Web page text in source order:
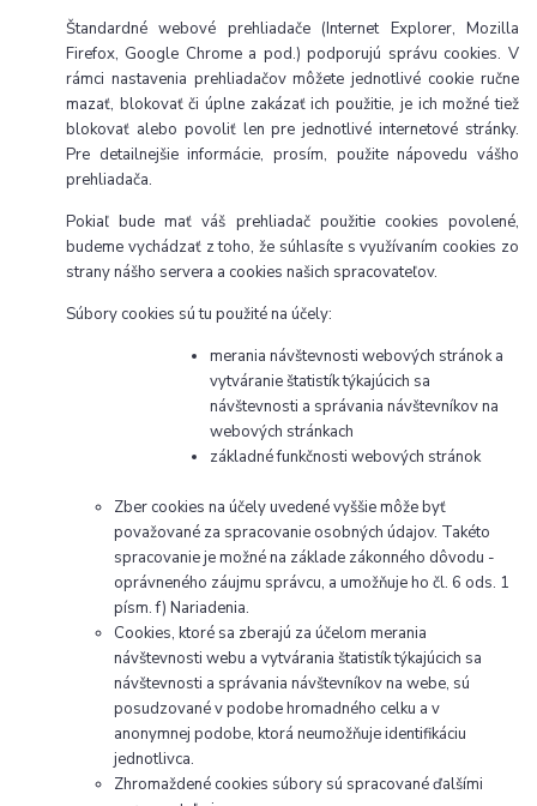
Štandardné webové prehliadače (Internet Explorer, Mozilla
Firefox, Google Chrome a pod.) podporujú správu cookies. V
rámci nastavenia prehliadačov môžete jednotlivé cookie ručne
mazať, blokovať či úplne zakázať ich použitie, je ich možné tiež
blokovať alebo povoliť len pre jednotlivé internetové stránky.
Pre detailnejšie informácie, prosím, použite nápovedu vášho
prehliadača.
Pokiaľ bude mať váš prehliadač použitie cookies povolené,
budeme vychádzať z toho, že súhlasíte s využívaním cookies zo
strany nášho servera a cookies našich spracovateľov.
Súbory cookies sú tu použité na účely:
merania návštevnosti webových stránok a
vytváranie štatistík týkajúcich sa
návštevnosti a správania návštevníkov na
webových stránkach
základné funkčnosti webových stránok
Zber cookies na účely uvedené vyššie môže byť
považované za spracovanie osobných údajov. Takéto
spracovanie je možné na základe zákonného dôvodu -
oprávneného záujmu správcu, a umožňuje ho čl. 6 ods. 1
písm. f) Nariadenia.
Cookies, ktoré sa zberajú za účelom merania
návštevnosti webu a vytvárania štatistík týkajúcich sa
návštevnosti a správania návštevníkov na webe, sú
posudzované v podobe hromadného celku a v
anonymnej podobe, ktorá neumožňuje identifikáciu
jednotlivca.
Zhromaždené cookies súbory sú spracované ďalšími